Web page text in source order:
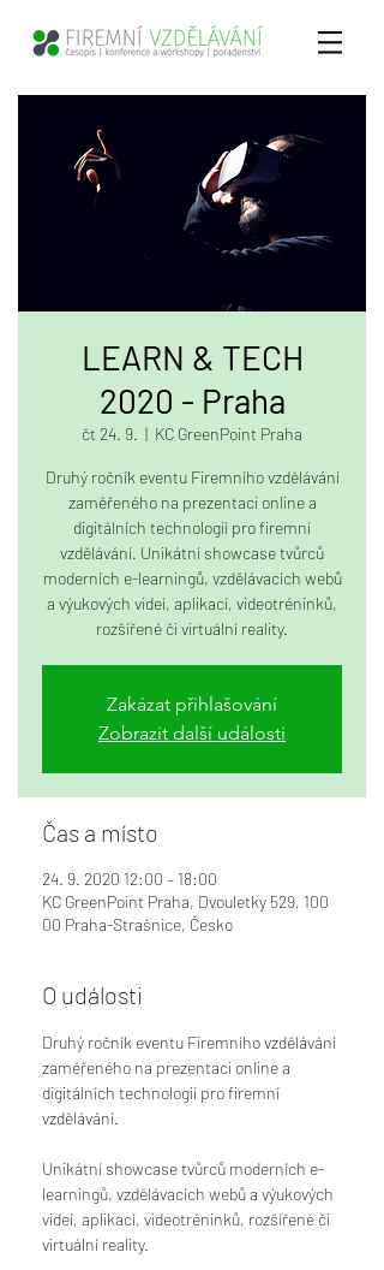
LEARN & TECH
2020 - Praha
čt 24. 9.
  |
KC GreenPoint Praha
Druhý ročník eventu Firemního vzdělávání
zaměřeného na prezentaci online a
digitálních technologií pro firemní
vzdělávání. Unikátní showcase tvůrců
moderních e-learningů, vzdělávacích webů
a výukových videí, aplikací, videotréninků,
rozšířené či virtuální reality.
Zakázat přihlašování
Zobrazit další události
Čas a místo
24. 9. 2020 12:00 – 18:00
KC GreenPoint Praha, Dvouletky 529, 100
00 Praha-Strašnice, Česko
O události
Druhý ročník eventu Firemního vzdělávání
zaměřeného na prezentaci online a
digitálních technologií pro firemní
vzdělávání.
Unikátní showcase tvůrců moderních e-
learningů, vzdělávacích webů a výukových
videí, aplikací, videotréninků, rozšířené či
virtuální reality.